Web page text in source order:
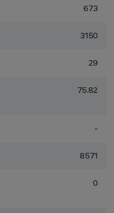
67.3
3150
29
75.82
-
8571
0